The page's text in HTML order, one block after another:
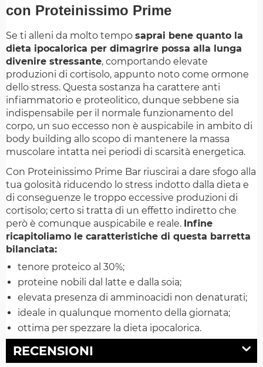
con Proteinissimo Prime
Se ti alleni da molto tempo saprai bene quanto la
dieta ipocalorica per dimagrire possa alla lunga
divenire stressante, comportando elevate
produzioni di cortisolo, appunto noto come ormone
dello stress. Questa sostanza ha carattere anti
infiammatorio e proteolitico, dunque sebbene sia
indispensabile per il normale funzionamento del
corpo, un suo eccesso non è auspicabile in ambito di
body building allo scopo di mantenere la massa
muscolare intatta nei periodi di scarsità energetica.
Con Proteinissimo Prime Bar riuscirai a dare sfogo alla
tua golosità riducendo lo stress indotto dalla dieta e
di conseguenze le troppo eccessive produzioni di
cortisolo; certo si tratta di un effetto indiretto che
però è comunque auspicabile e reale. Infine
ricapitoliamo le caratteristiche di questa barretta
bilanciata:
tenore proteico al 30%;
proteine nobili dal latte e dalla soia;
elevata presenza di amminoacidi non denaturati;
ideale in qualunque momento della giornata;
ottima per spezzare la dieta ipocalorica.
RECENSIONI